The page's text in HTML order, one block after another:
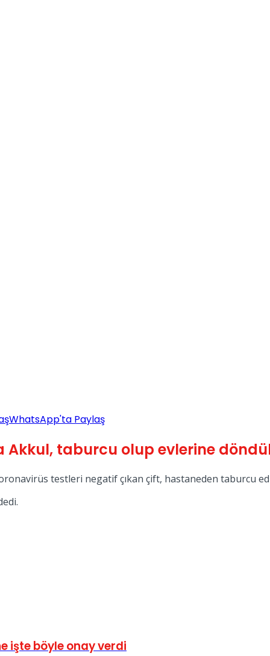
WhatsApp'ta Paylaş
Akkul, taburcu olup evlerine
testleri negatif çıkan çift, hastaneden taburcu
işte böyle onay verdi